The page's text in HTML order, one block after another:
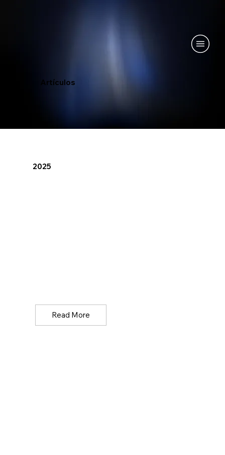
Artículos​
2025
Read More